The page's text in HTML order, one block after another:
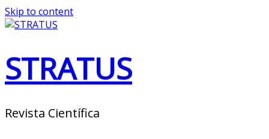
Skip to content
STRATUS
Revista Científica